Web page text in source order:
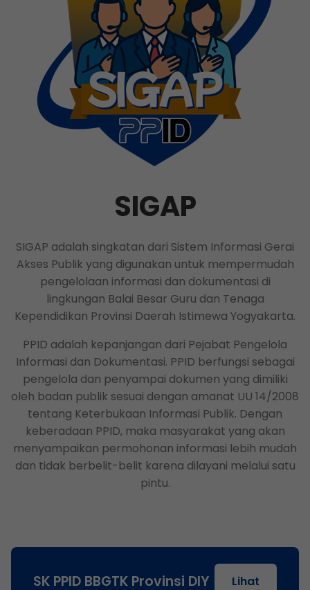
SIGAP
SIGAP adalah singkatan dari Sistem Informasi Gerai
Akses Publik yang digunakan untuk mempermudah
pengelolaan informasi dan dokumentasi di
lingkungan Balai Besar Guru dan Tenaga
Kependidikan Provinsi Daerah Istimewa Yogyakarta.
PPID adalah kepanjangan dari Pejabat Pengelola
Informasi dan Dokumentasi. PPID berfungsi sebagai
pengelola dan penyampai dokumen yang dimiliki
oleh badan publik sesuai dengan amanat UU 14/2008
tentang Keterbukaan Informasi Publik. Dengan
keberadaan PPID, maka masyarakat yang akan
menyampaikan permohonan informasi lebih mudah
dan tidak berbelit-belit karena dilayani melalui satu
pintu.
SK PPID BBGTK Provinsi DIY Lihat